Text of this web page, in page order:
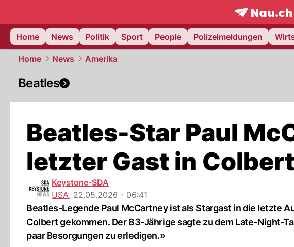
frontpage.
Home
News Politik Sport People Polizeimeldungen
Home News Amerika
Beatles
Beatles-Star Paul
letzter Gast in
Keystone-SDA
USA, 22.05.2026 - 06:41
Beatles-Legende Paul McCartney ist als Stargast in die letzte
Colbert gekommen. Der 83-Jährige sagte zu dem Late-Night-
paar Besorgungen zu erledigen.»